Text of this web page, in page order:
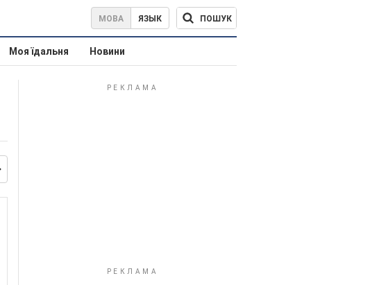
МОВА ЯЗЫК ПОШУК
Моя їдальня Новини